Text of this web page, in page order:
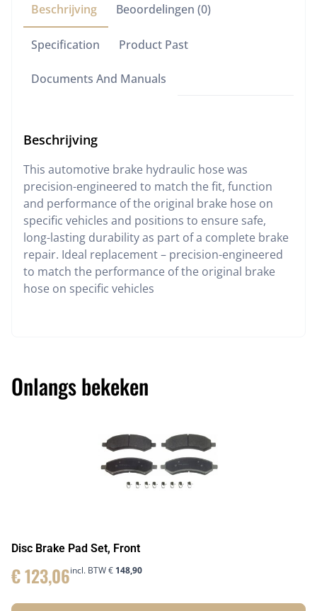
Beschrijving Beoordelingen (0)
Specification Product Past
Documents And Manuals
Beschrijving
This automotive brake hydraulic hose was
precision-engineered to match the fit, function
and performance of the original brake hose on
specific vehicles and positions to ensure safe,
long-lasting durability as part of a complete brake
repair. Ideal replacement – precision-engineered
to match the performance of the original brake
hose on specific vehicles
Onlangs bekeken
Disc Brake Pad Set, Front
€123,06incl. BTW€ 148,90